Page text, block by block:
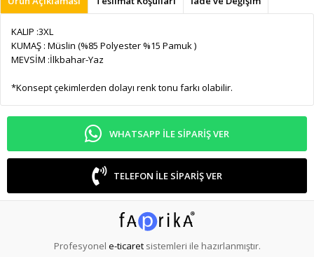
KALIP :3XL
KUMAŞ : Müslin (%85 Polyester %15 Pamuk )
MEVSİM :İlkbahar-Yaz
*Konsept çekimlerden dolayı renk tonu farkı olabilir.
WHATSAPP ILE SIPARIŞ VER
TELEFON ILE SIPARIŞ VER
Profesyonel e-ticaretsistemleri ile hazırlanmıştır.